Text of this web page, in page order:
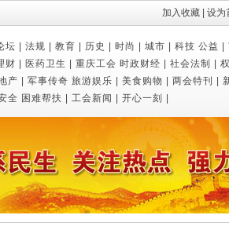
加入收藏 设为
坛 法规 教育 历史 时尚 城市 科技 公益
财 医药卫生 重庆工会 时政财经 社会法制
产 军事传奇 旅游娱乐 美食购物 两会特刊
全 困难帮扶 工会新闻 开心一刻